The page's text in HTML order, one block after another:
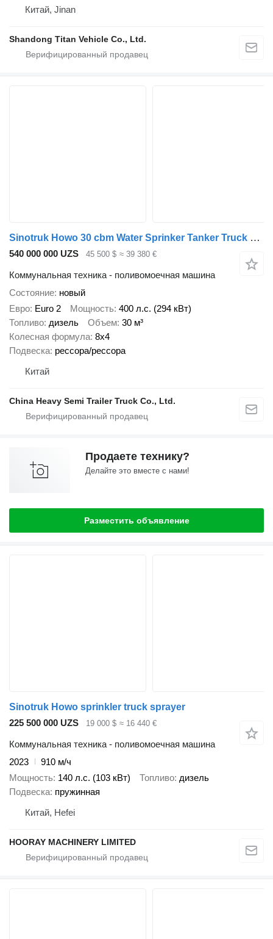
Китай, Jinan
Shandong Titan Vehicle Co., Ltd.
Sinotruk Howo 30 cbm Water Sprinker Tanker Truck 8x4 for Sale
540 000 000 UZS 45 500 $ ≈ 39 380 €
Коммунальная техника - поливомоечная машина
Состояние новый
Евро Euro 2 Мощность 400 л.с. (294 кВт)
Топливо дизель Объем 30 м³
Колесная формула 8x4
Подвеска рессора/рессора
Китай
China Heavy Semi Trailer Truck Co., Ltd.
Продаете технику?
Делайте это вместе с нами!
Разместить объявление
Sinotruk Howo sprinkler truck sprayer
225 500 000 UZS
19 000 $ ≈ 16 440 €
Коммунальная техника - поливомоечная машина
2023
910 м/ч
Мощность 140 л.с. (103 кВт) Топливо дизель
Подвеска пружинная
Китай, Hefei
HOORAY MACHINERY LIMITED